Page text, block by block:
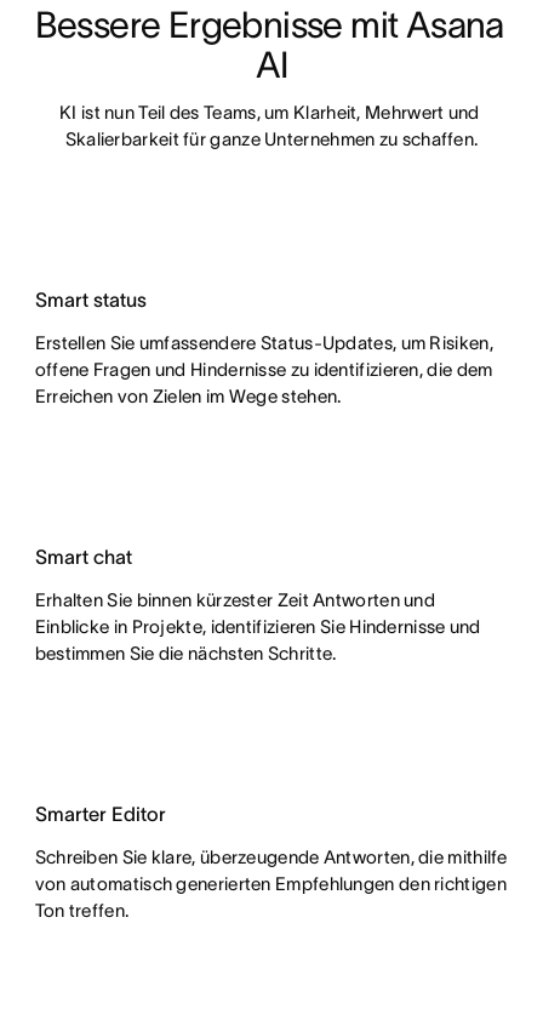
Bessere Ergebnisse mit Asana
AI
KI ist nun Teil des Teams, um Klarheit, Mehrwert und
Skalierbarkeit für ganze Unternehmen zu schaffen.
Smart status
Erstellen Sie umfassendere Status-Updates, um Risiken,
offene Fragen und Hindernisse zu identifizieren, die dem
Erreichen von Zielen im Wege stehen.
Smart chat
Erhalten Sie binnen kürzester Zeit Antworten und
Einblicke in Projekte, identifizieren Sie Hindernisse und
bestimmen Sie die nächsten Schritte.
Smarter Editor
Schreiben Sie klare, überzeugende Antworten, die mithilfe
von automatisch generierten Empfehlungen den richtigen
Ton treffen.